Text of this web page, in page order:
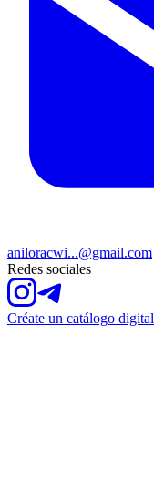
aniloracwi...@gmail.com
Redes sociales
Créate un catálogo digital